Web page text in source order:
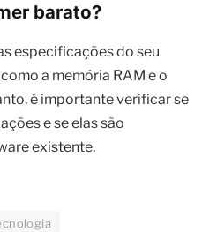
barato?
especificações do seu
a memória RAM e o
é importante verificar se
e se elas são
existente.